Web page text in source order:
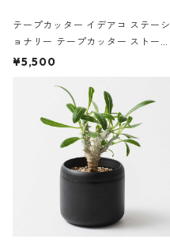
テープカッター イデアコ ステーシ
ョナリー テープカッター ストーン
サンドカラー 石調 ideaco Station
¥5,500